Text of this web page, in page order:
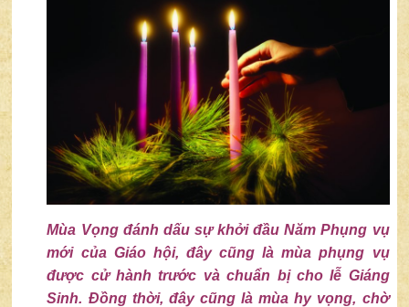
Mùa Vọng đánh dấu sự khởi đầu Năm Phụng vụ
mới của Giáo hội, đây cũng là mùa phụng vụ
được cử hành trước và chuẩn bị cho lễ Giáng
Sinh. Đồng thời, đây cũng là mùa hy vọng, chờ